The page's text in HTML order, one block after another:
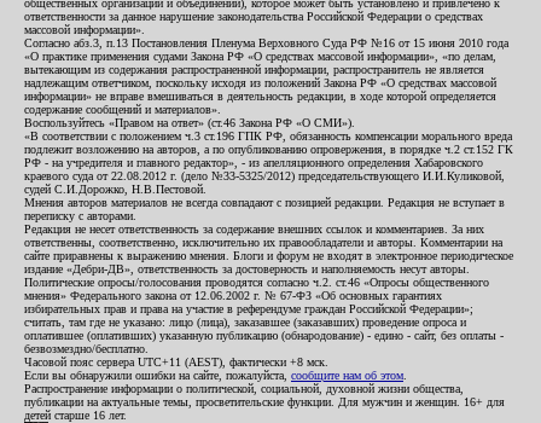
общественных организаций и объединений), которое может быть установлено и привлечено к
ответственности за данное нарушение законодательства Российской Федерации о средствах
массовой информации».
Согласно абз.3, п.13 Постановления Пленума Верховного Суда РФ №16 от 15 июня 2010 года
«О практике применения судами Закона РФ «О средствах массовой информации», «по делам,
вытекающим из содержания распространенной информации, распространитель не является
надлежащим ответчиком, поскольку исходя из положений Закона РФ «О средствах массовой
информации» не вправе вмешиваться в деятельность редакции, в ходе которой определяется
содержание сообщений и материалов».
Воспользуйтесь «Правом на ответ» (ст.46 Закона РФ «О СМИ»).
«В соответствии с положением ч.3 ст.196 ГПК РФ, обязанность компенсации морального вреда
подлежит возложению на авторов, а по опубликованию опровержения, в порядке ч.2 ст.152 ГК
РФ - на учредителя и главного редактор», - из апелляционного определения Хабаровского
краевого суда от 22.08.2012 г. (дело №33-5325/2012) председательствующего И.И.Куликовой,
судей С.И.Дорожко, Н.В.Пестовой.
Мнения авторов материалов не всегда совпадают с позицией редакции. Редакция не вступает в
переписку с авторами.
Редакция не несет ответственность за содержание внешних ссылок и комментариев. За них
ответственны, соответственно, исключительно их правообладатели и авторы. Комментарии на
сайте приравнены к выражению мнения. Блоги и форум не входят в электронное периодическое
издание «Дебри-ДВ», ответственность за достоверность и наполняемость несут авторы.
Политические опросы/голосования проводятся согласно ч.2. ст.46 «Опросы общественного
мнения» Федерального закона от 12.06.2002 г. № 67-ФЗ «Об основных гарантиях
избирательных прав и права на участие в референдуме граждан Российской Федерации»;
считать, там где не указано: лицо (лица), заказавшее (заказавших) проведение опроса и
оплатившее (оплативших) указанную публикацию (обнародование) - едино - сайт, без оплаты -
безвозмездно/бесплатно.
Часовой пояс сервера UTC+11 (AEST), фактически +8 мск.
Если вы обнаружили ошибки на сайте, пожалуйста, сообщите нам об этом
Распространение информации о политической, социальной, духовной жизни общества,
публикации на актуальные темы, просветительские функции. Для мужчин и женщин. 16+ для
детей старше 16 лет.